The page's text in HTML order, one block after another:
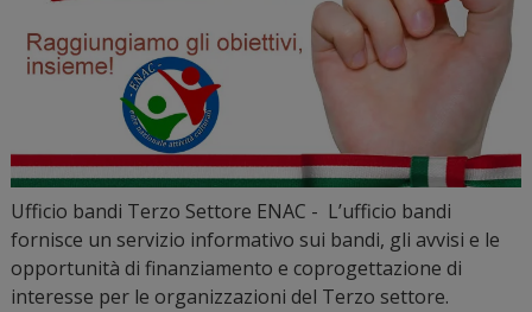
Ufficio bandi Terzo Settore ENAC - L’ufficio bandi
fornisce un servizio informativo sui bandi, gli avvisi e le
opportunità di finanziamento e coprogettazione di
interesse per le organizzazioni del Terzo settore.